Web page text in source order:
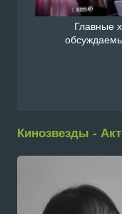
Главные
Кинозвезды -